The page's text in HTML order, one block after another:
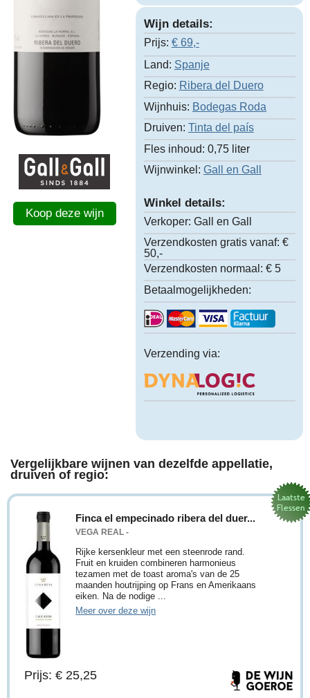
Koop deze wijn
Wijn details:
Prijs: € 69,-
Land: Spanje
Regio: Ribera del Duero
Wijnhuis: Bodegas Roda
Druiven: Tinta del país
Fles inhoud: 0,75 liter
Wijnwinkel: Gall en Gall
Winkel details:
Verkoper: Gall en Gall
Verzendkosten gratis vanaf: €
50,-
Verzendkosten normaal: € 5
Betaalmogelijkheden:
Verzending via:
Vergelijkbare wijnen van dezelfde appellatie,
druiven of regio:
Finca el empecinado ribera del duer...
VEGA REAL -
Rijke kersenkleur met een steenrode rand.
Fruit en kruiden combineren harmonieus
tezamen met de toast aroma's van de 25
maanden houtrijping op Frans en Amerikaans
eiken. Na de nodige ...
Meer over deze wijn
Prijs: € 25,25